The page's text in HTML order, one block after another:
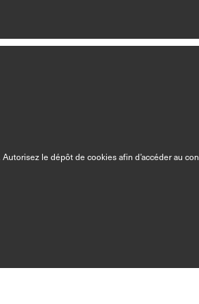
Autorisez le dépôt de cookies afin d’accéder au